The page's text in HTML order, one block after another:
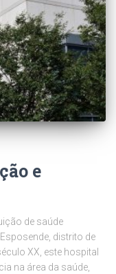
e
de saúde
distrito de
XX, este hospital
na área da saúde,